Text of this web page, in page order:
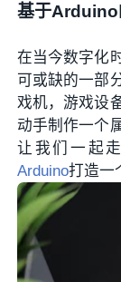
基于Arduino
在当今数字化
可或缺的一部
戏机，游戏设
动手制作一个
让我们一起
Arduino打造一